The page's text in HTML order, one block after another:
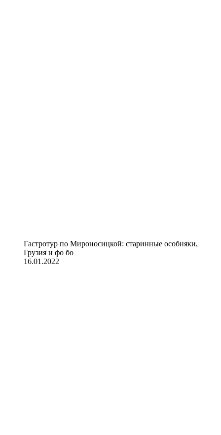
Гастротур по Мироносицкой: старинные особняки,
Грузия и фо бо
16.01.2022